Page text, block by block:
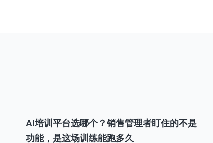
AI培训平台选哪个？销售管理者盯住的不是
功能，是这场训练能跑多久